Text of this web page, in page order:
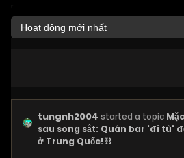
tungnh2004 started a topic
sau song sắt: Quán bar 'đi tù'
ở Trung Quốc! ⛓️